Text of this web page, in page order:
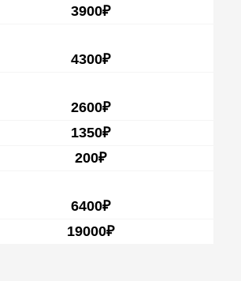
3900₽
4300₽
2600₽
1350₽
200₽
6400₽
19000₽